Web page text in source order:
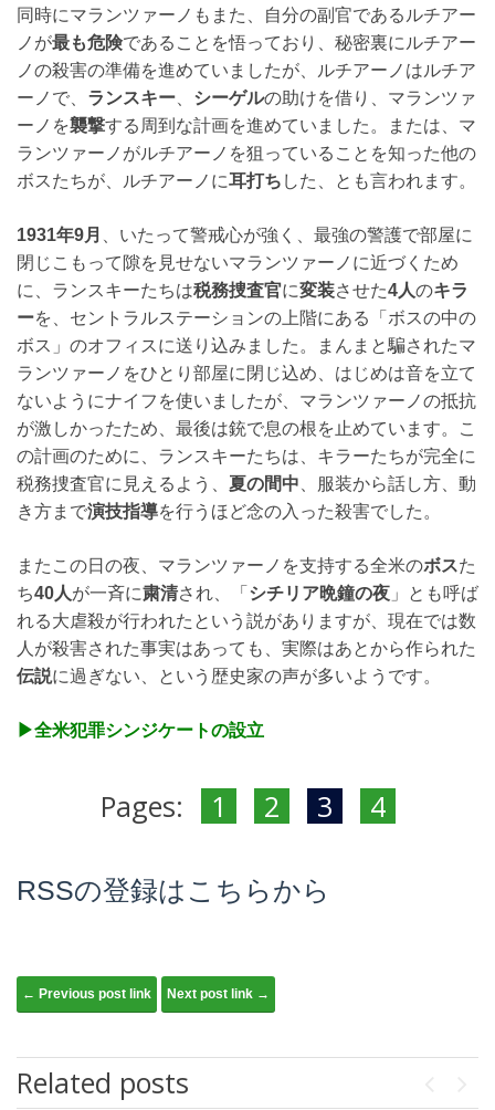
同時にマランツァーノもまた、自分の副官であるルチアー
ノが最も危険であることを悟っており、秘密裏にルチアー
ノの殺害の準備を進めていましたが、ルチアーノはルチア
ーノで、 ランスキー シーゲルの助けを借り、マランツァ
ーノを襲撃する周到な計画を進めていました。または、マ
ランツァーノがルチアーノを狙っていることを知った他の
ボスたちが、ルチアーノに耳打ち した、とも言われます。
1931年9月
、いたって警戒心が強く、最強の警護で部屋に
閉じこもって隙を見せないマランツァーノに近づくため
に、ランスキーたちは税務捜査官に変装させた4人のキラ
ーを、セントラルステーションの上階にある「ボスの中の
ボス」のオフィスに送り込みました。まんまと騙されたマ
ランツァーノをひとり部屋に閉じ込め、はじめは音を立て
ないようにナイフを使いましたが、マランツァーノの抵抗
が激しかったため、最後は銃で息の根を止めています。こ
の計画のために、ランスキーたちは、キラーたちが完全に
税務捜査官に見えるよう、 夏の間中 、服装から話し方、動
き方まで演技指導を行うほど念の入った殺害でした。
またこの日の夜、マランツァーノを支持する全米のボスた
ち40人が一斉に粛清され、「 シチリア晩鐘の夜 」とも呼ば
れる大虐殺が行われたという説がありますが、現在では数
人が殺害された事実はあっても、実際はあとから作られた
伝説に過ぎない、という歴史家の声が多いようです。
▶︎全米犯罪シンジケートの設立
Pages: 1 2 3 4
RSSの登録はこちらから
Post navigation
← Previous post link Next post link →
Related posts